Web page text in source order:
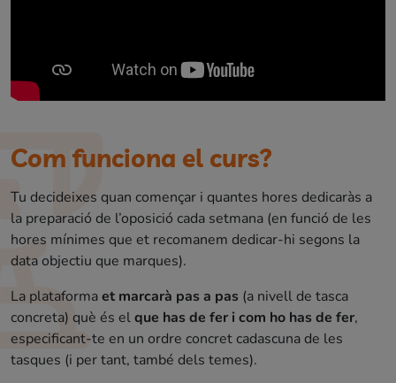
Com funciona el curs?
Tu decideixes quan començar i quantes hores dedicaràs a
la preparació de l’oposició cada setmana (en funció de les
hores mínimes que et recomanem dedicar-hi segons la
data objectiu que marques).
La plataformaet marcarà pas a pas (a nivell de tasca
concreta) què és elque has de fer i com ho has de fer,
especificant-te en un ordre concret cadascuna de les
tasques (i per tant, també dels temes).